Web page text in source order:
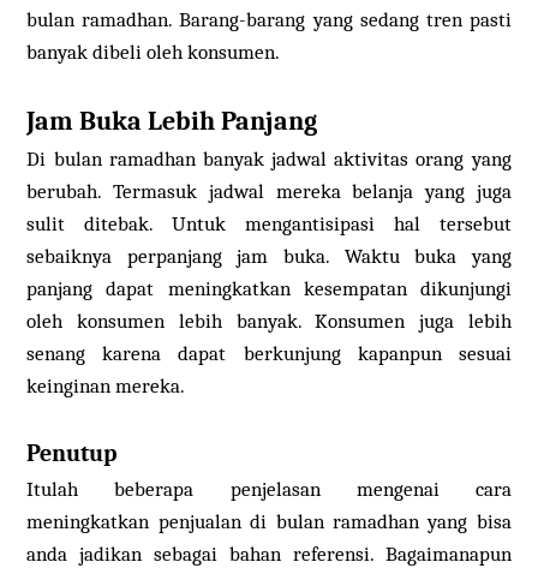
bulan ramadhan. Barang-barang yang sedang tren pasti
banyak dibeli oleh konsumen.
Jam Buka Lebih Panjang
Di bulan ramadhan banyak jadwal aktivitas orang yang
berubah. Termasuk jadwal mereka belanja yang juga
sulit ditebak. Untuk mengantisipasi hal tersebut
sebaiknya perpanjang jam buka. Waktu buka yang
panjang dapat meningkatkan kesempatan dikunjungi
oleh konsumen lebih banyak. Konsumen juga lebih
senang karena dapat berkunjung kapanpun sesuai
keinginan mereka.
Penutup
Itulah beberapa penjelasan mengenai cara
meningkatkan penjualan di bulan ramadhan yang bisa
anda jadikan sebagai bahan referensi. Bagaimanapun